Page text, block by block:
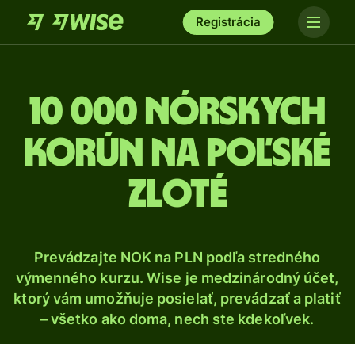
Registrácia
10 000 Nórskych
korún na poľské
zloté
Prevádzajte NOK na PLN podľa stredného
výmenného kurzu. Wise je medzinárodný účet,
ktorý vám umožňuje posielať, prevádzať a platiť
– všetko ako doma, nech ste kdekoľvek.